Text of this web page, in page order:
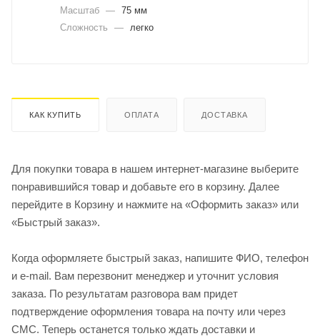
Масштаб — 75 мм
Сложность
— легко
КАК КУПИТЬ ОПЛАТА ДОСТАВКА
Для покупки товара в нашем интернет-магазине выберите
понравившийся товар и добавьте его в корзину. Далее
перейдите в Корзину и нажмите на «Оформить заказ» или
«Быстрый заказ».
Когда оформляете быстрый заказ, напишите ФИО, телефон
и e-mail. Вам перезвонит менеджер и уточнит условия
заказа. По результатам разговора вам придет
подтверждение оформления товара на почту или через
СМС. Теперь останется только ждать доставки и